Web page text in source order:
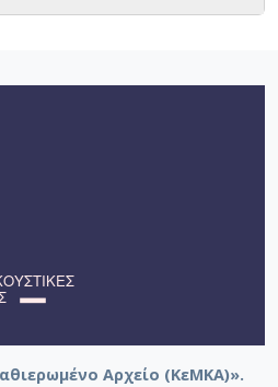
Αρχείο (ΚεΜΚΑ)».